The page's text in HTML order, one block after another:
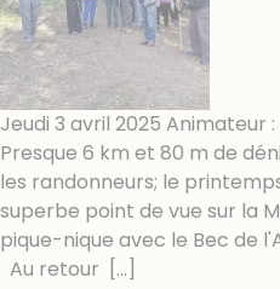
Jeudi 3 avril 2025
Presque 6 km et 80 m de
les randonneurs; le
superbe point de vue sur la
pique-nique avec le Bec de
Au retour
[…]